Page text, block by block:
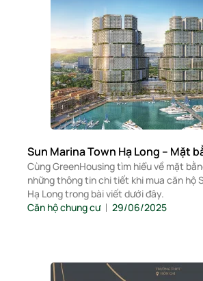
Sun Marina Town Hạ Long – Mặt
Cùng GreenHousing tìm hiểu về mặt
những thông tin chi tiết khi mua căn hộ
Hạ Long trong bài viết dưới đây.
Căn hộ chung cư
29/06/2025